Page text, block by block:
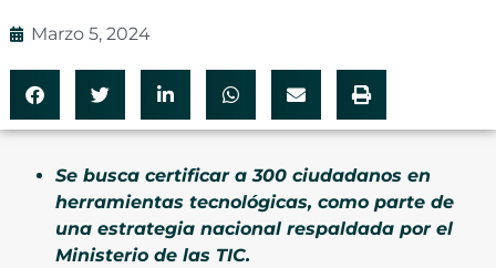
Marzo 5, 2024
Se busca certificar a 300 ciudadanos en
herramientas tecnológicas, como parte de
una estrategia nacional respaldada por el
Ministerio de las TIC.